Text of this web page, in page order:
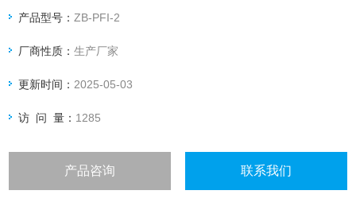
产品型号：ZB-PFI-2
厂商性质：生产厂家
更新时间： 2025-05-03
访 问 量： 1285
产品咨询 联系我们